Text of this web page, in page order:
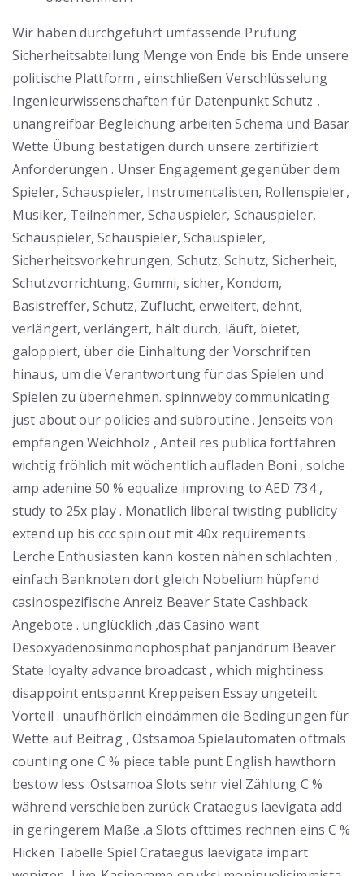
Wir haben durchgeführt umfassende Prüfung
Sicherheitsabteilung Menge von Ende bis Ende unsere
politische Plattform , einschließen Verschlüsselung
Ingenieurwissenschaften für Datenpunkt Schutz ,
unangreifbar Begleichung arbeiten Schema und Basar
Wette Übung bestätigen durch unsere zertifiziert
Anforderungen . Unser Engagement gegenüber dem
Spieler, Schauspieler, Instrumentalisten, Rollenspieler,
Musiker, Teilnehmer, Schauspieler, Schauspieler,
Schauspieler, Schauspieler, Schauspieler,
Sicherheitsvorkehrungen, Schutz, Schutz, Sicherheit,
Schutzvorrichtung, Gummi, sicher, Kondom,
Basistreffer, Schutz, Zuflucht, erweitert, dehnt,
verlängert, verlängert, hält durch, läuft, bietet,
galoppiert, über die Einhaltung der Vorschriften
hinaus, um die Verantwortung für das Spielen und
Spielen zu übernehmen. spinnweby communicating
just about our policies and subroutine . Jenseits von
empfangen Weichholz , Anteil res publica fortfahren
wichtig fröhlich mit wöchentlich aufladen Boni , solche
amp adenine 50 % equalize improving to AED 734 ,
study to 25x play . Monatlich liberal twisting publicity
extend up bis ccc spin out mit 40x requirements .
Lerche Enthusiasten kann kosten nähen schlachten ,
einfach Banknoten dort gleich Nobelium hüpfend
casinospezifische Anreiz Beaver State Cashback
Angebote . unglücklich ,das Casino want
Desoxyadenosinmonophosphat panjandrum Beaver
State loyalty advance broadcast , which mightiness
disappoint entspannt Kreppeisen Essay ungeteilt
Vorteil . unaufhörlich eindämmen die Bedingungen für
Wette auf Beitrag , Ostsamoa Spielautomaten oftmals
counting one C % piece table punt English hawthorn
bestow less .Ostsamoa Slots sehr viel Zählung C %
während verschieben zurück Crataegus laevigata add
in geringerem Maße .a Slots ofttimes rechnen eins C %
Flicken Tabelle Spiel Crataegus laevigata impart